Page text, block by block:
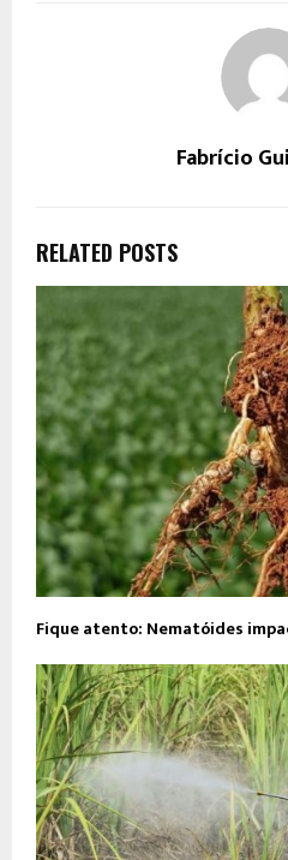
Fabrício
RELATED POSTS
Fique atento: Nematóides